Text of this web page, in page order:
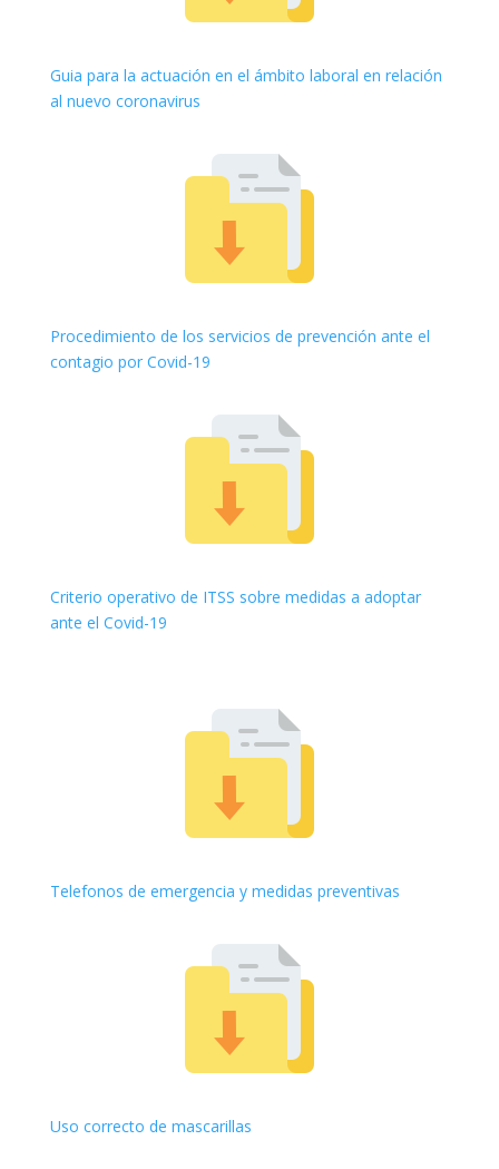
Guia para la actuación en el ámbito laboral en relación
al nuevo coronavirus
Procedimiento de los servicios de prevención ante el
contagio por Covid-19
Criterio operativo de ITSS sobre medidas a adoptar
ante el Covid-19
Telefonos de emergencia y medidas preventivas
Uso correcto de mascarillas